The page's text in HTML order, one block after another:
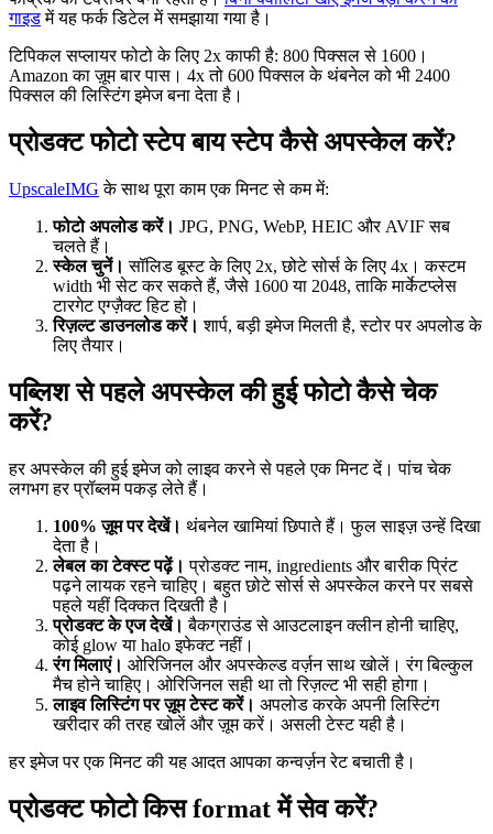
गाइडमें यह फर्क डिटेल में समझाया गया है।
टिपिकल सप्लायर फोटो के लिए 2x काफी है: 800 पिक्सल से 1600।
Amazon का ज़ूम बार पास। 4x तो 600 पिक्सल के थंबनेल को भी 2400
पिक्सल की लिस्टिंग इमेज बना देता है।
प्रोडक्ट फोटो स्टेप बाय स्टेप कैसे अपस्केल करें?
UpscaleIMG के साथ पूरा काम एक मिनट से कम में:
फोटो अपलोड करें। JPG, PNG, WebP, HEIC और AVIF सब
चलते हैं।
स्केल चुनें। सॉलिड बूस्ट के लिए 2x, छोटे सोर्स के लिए 4x। कस्टम
width भी सेट कर सकते हैं, जैसे 1600 या 2048, ताकि मार्केटप्लेस
टारगेट एग्ज़ैक्ट हिट हो।
रिज़ल्ट डाउनलोड करें। शार्प, बड़ी इमेज मिलती है, स्टोर पर अपलोड के
लिए तैयार।
पब्लिश से पहले अपस्केल की हुई फोटो कैसे चेक
करें?
हर अपस्केल की हुई इमेज को लाइव करने से पहले एक मिनट दें। पांच चेक
लगभग हर प्रॉब्लम पकड़ लेते हैं।
100% ज़ूम पर देखें। थंबनेल खामियां छिपाते हैं। फुल साइज़ उन्हें दिखा
देता है।
लेबल का टेक्स्ट पढ़ें। प्रोडक्ट नाम, ingredients और बारीक प्रिंट
पढ़ने लायक रहने चाहिए। बहुत छोटे सोर्स से अपस्केल करने पर सबसे
पहले यहीं दिक्कत दिखती है।
प्रोडक्ट के एज देखें। बैकग्राउंड से आउटलाइन क्लीन होनी चाहिए,
कोई glow या halo इफेक्ट नहीं।
रंग मिलाएं। ओरिजिनल और अपस्केल्ड वर्ज़न साथ खोलें। रंग बिल्कुल
मैच होने चाहिए। ओरिजिनल सही था तो रिज़ल्ट भी सही होगा।
लाइव लिस्टिंग पर ज़ूम टेस्ट करें। अपलोड करके अपनी लिस्टिंग
खरीदार की तरह खोलें और ज़ूम करें। असली टेस्ट यही है।
हर इमेज पर एक मिनट की यह आदत आपका कन्वर्ज़न रेट बचाती है।
प्रोडक्ट फोटो किस format में सेव करें?